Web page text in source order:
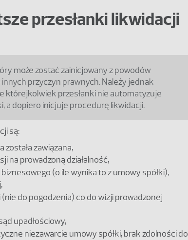
przesłanki likwidacji
może zostać zainicjowany z powodów
przyczyn prawnych. Należy jednak
którejkolwiek przesłanki nie automatyzuje
a dopiero inicjuje procedurę likwidacji.
są:
została zawiązana,
na prowadzoną działalność,
(o ile wynika to z umowy spółki),
do pogodzenia) co do wizji prowadzonej
upadłościowy,
niezawarcie umowy spółki, brak zdolności do